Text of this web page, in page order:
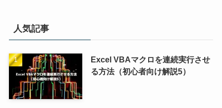
人気記事
Excel VBAマクロを連続実行させ
る方法（初心者向け解説5）